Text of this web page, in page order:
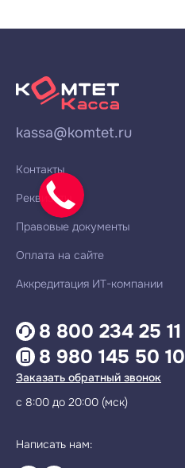
kassa@komtet.ru
Контакты
Реквизиты
Правовые документы
Оплата на сайте
Аккредитация ИТ-компании
8 800 234 25 11
8 980 145 50 10
Заказать обратный звонок
с 8:00 до 20:00 (мск)
Написать нам: